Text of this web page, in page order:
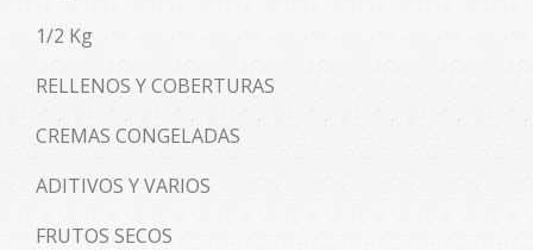
1/2 Kg
RELLENOS Y COBERTURAS
CREMAS CONGELADAS
ADITIVOS Y VARIOS
FRUTOS SECOS